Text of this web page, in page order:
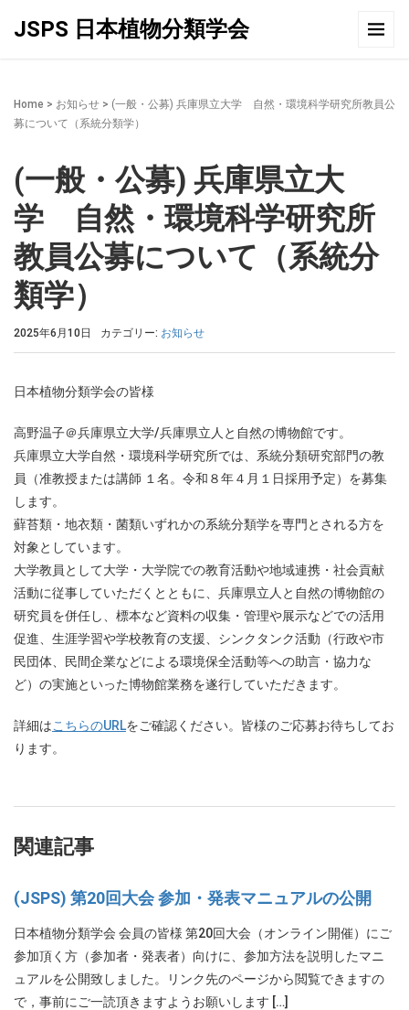
JSPS 日本植物分類学会
Home > お知らせ > (一般・公募) 兵庫県立大学 自然・環境科学研究所教員公
募について（系統分類学）
(一般・公募) 兵庫県立大
学 自然・環境科学研究所
教員公募について（系統分
類学）
2025年6月10日 カテゴリー: お知らせ
日本植物分類学会の皆様
高野温子＠兵庫県立大学/兵庫県立人と自然の博物館です。
兵庫県立大学自然・環境科学研究所では、系統分類研究部門の教
員（准教授または講師 １名。令和８年４月１日採用予定）を募集
します。
蘚苔類・地衣類・菌類いずれかの系統分類学を専門とされる方を
対象としています。
大学教員として大学・大学院での教育活動や地域連携・社会貢献
活動に従事していただくとともに、兵庫県立人と自然の博物館の
研究員を併任し、標本など資料の収集・管理や展示などでの活用
促進、生涯学習や学校教育の支援、シンクタンク活動（行政や市
民団体、民間企業などによる環境保全活動等への助言・協力な
ど）の実施といった博物館業務を遂行していただきます。
詳細はこちらのURLをご確認ください。皆様のご応募お待ちしてお
ります。
関連記事
(JSPS) 第20回大会 参加・発表マニュアルの公開
日本植物分類学会 会員の皆様 第20回大会（オンライン開催）にご
参加頂く方（参加者・発表者）向けに、参加方法を説明したマニ
ュアルを公開致しました。リンク先のページから閲覧できますの
で，事前にご一読頂きますようお願いします […]